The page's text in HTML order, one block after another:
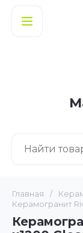
Главная /
Керамогранит